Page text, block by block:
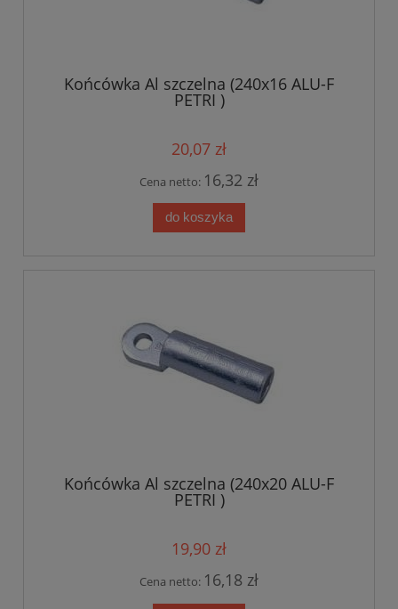
Końcówka Al szczelna (240x16 ALU-F
PETRI )
20,07 zł
Cena netto: 16,32 zł
do koszyka
Końcówka Al szczelna (240x20 ALU-F
PETRI )
19,90 zł
Cena netto: 16,18 zł